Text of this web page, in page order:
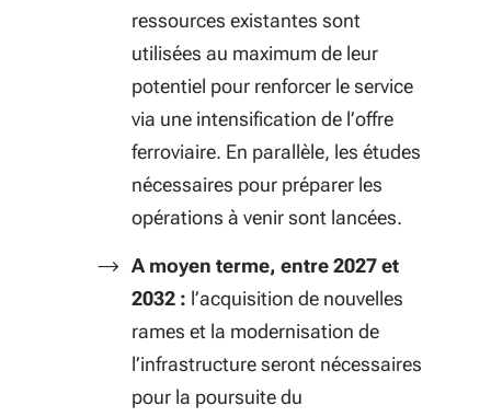
ressources existantes sont
utilisées au maximum de leur
potentiel pour renforcer le service
via une intensification de l’offre
ferroviaire. En parallèle, les études
nécessaires pour préparer les
opérations à venir sont lancées.
A moyen terme, entre 2027 et
2032 : l’acquisition de nouvelles
rames et la modernisation de
l’infrastructure seront nécessaires
pour la poursuite du